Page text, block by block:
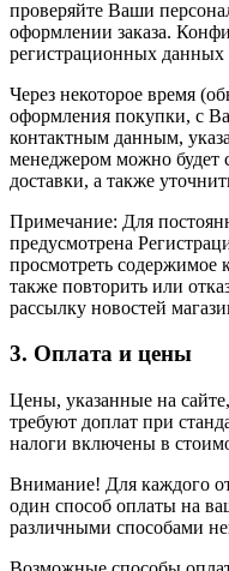
проверяйте Ваши
оформлении заказа.
регистрационных данных
Через некоторое время
оформления покупки, с
контактным данным,
менеджером можно будет
доставки, а также
Примечание: Для
предусмотрена
просмотреть содержимое
также повторить или
рассылку новостей
3. Оплата и цены
Цены, указанные на
требуют доплат при
налоги включены в
Внимание! Для каждого
один способ оплаты на
различными способами